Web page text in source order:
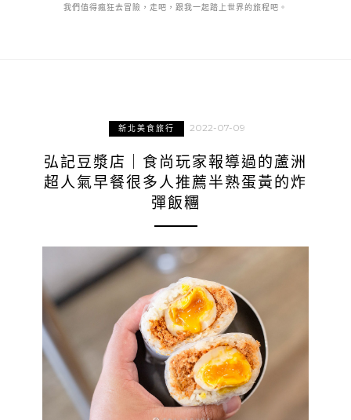
我們值得瘋狂去冒險，走吧，跟我一起踏上世界的旅程吧。
新北美食旅行 2022-07-09
弘記豆漿店｜食尚玩家報導過的蘆洲
超人氣早餐很多人推薦半熟蛋黃的炸
彈飯糰